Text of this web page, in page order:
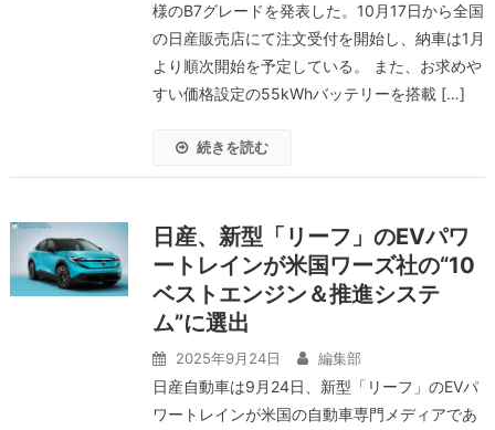
様のB7グレードを発表した。10月17日から全国
の日産販売店にて注文受付を開始し、納車は1月
より順次開始を予定している。 また、お求めや
すい価格設定の55kWhバッテリーを搭載 […]
続きを読む
日産、新型「リーフ」のEVパワ
ートレインが米国ワーズ社の“10
ベストエンジン＆推進システ
ム”に選出
2025年9月24日 編集部
日産自動車は9月24日、新型「リーフ」のEVパ
ワートレインが米国の自動車専門メディアであ